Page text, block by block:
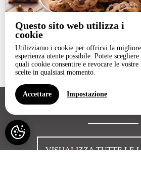
Questo sito web utilizza i
cookie
Utilizziamo i cookie per offrirvi la migliore
esperienza utente possibile. Potete scegliere
quali cookie consentire e revocare le vostre
scelte in qualsiasi momento.
Accettare Impostazione
Pagamento garantito da
- Disponibile - Non disponibile
I NOSTRI
VISUALIZZA TUTTE LE